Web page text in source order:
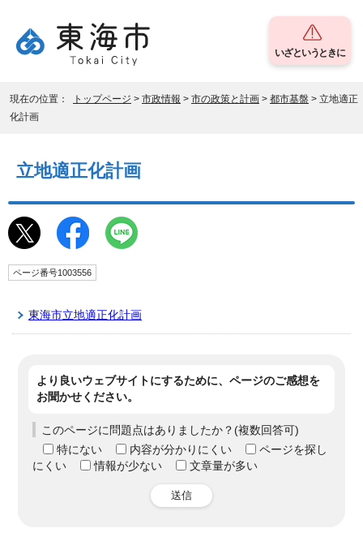
いざというときに
現在の位置： トップページ > 市政情報 > 市の政策と計画 > 都市基盤 > 立地適正
化計画
立地適正化計画
ページ番号1003556
東海市立地適正化計画
より良いウェブサイトにするために、ページのご感想を
お聞かせください。
このページに問題点はありましたか？(複数回答可)
特にない
内容が分かりにくい
ページを探し
にくい
情報が少ない 文章量が多い
送信